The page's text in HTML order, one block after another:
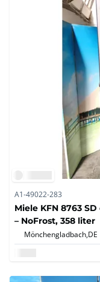
A1-49022-283
Miele KFN 8763
– NoFrost, 358 liter
Mönchengladbach,DE